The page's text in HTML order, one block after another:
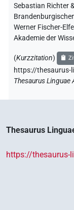
Sebastian Richter
Werner Fischer-
Akademie der
(Kurzzitation)
https://thesaurus-
Thesaurus Linguae
Thesaurus
https://thesaurus-